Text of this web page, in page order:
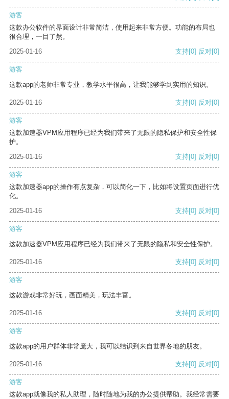
游客
这款办公软件的界面设计非常简洁，使用起来非常方便。功能的布局也
很合理，一目了然。
2025-01-16
支持[0] 反对[0]
游客
这款app的老师非常专业，教学水平很高，让我能够学到实用的知识。
2025-01-16 支持[0] 反对[0]
游客
这款加速器VPM应用程序已经为我们带来了无限的隐私保护和安全性保
护。
2025-01-16
支持[0] 反对[0]
游客
这款加速器app的操作有点复杂，可以简化一下，比如将设置页面进行优
化。
2025-01-16
支持[0] 反对[0]
游客
这款加速器VPM应用程序已经为我们带来了无限的隐私和安全性保护。
2025-01-16 支持[0] 反对[0]
游客
这款游戏非常好玩，画面精美，玩法丰富。
2025-01-16 支持[0] 反对[0]
游客
这款app的用户群体非常庞大，我可以结识到来自世界各地的朋友。
2025-01-16 支持[0] 反对[0]
游客
这款app就像我的私人助理，随时随地为我的办公提供帮助。我经常需要